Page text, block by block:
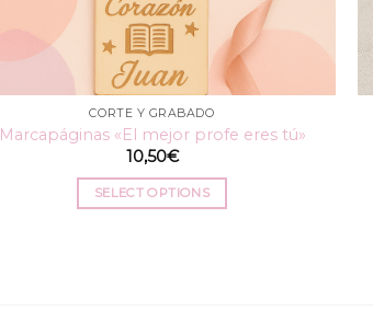
CORTE Y GRABADO
Marcapáginas «El mejor profe eres tú»
10,50€
SELECT OPTIONS